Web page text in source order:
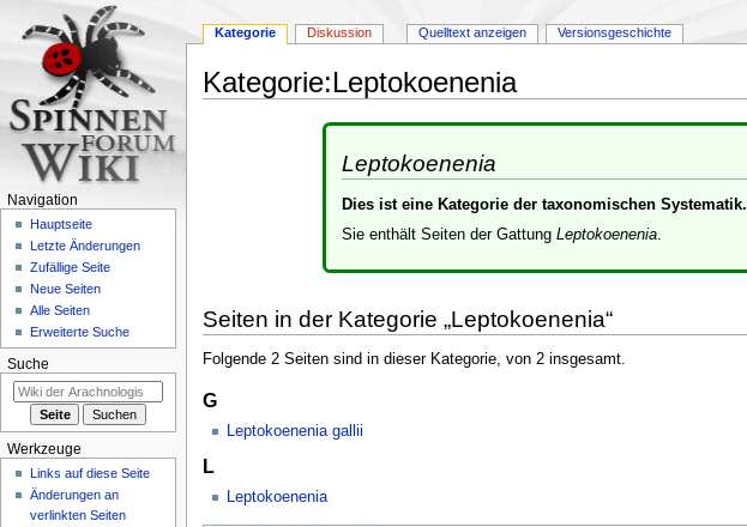
Kategorie:Leptokoenenia
Leptokoenenia
Dies ist eine Kategorie der taxonomischen Systematik.
Sie enthält Seiten der Gattung Leptokoenenia.
Seiten in der Kategorie „Leptokoenenia“
Folgende 2 Seiten sind in dieser Kategorie, von 2 insgesamt.
G
Leptokoenenia gallii
L
Leptokoenenia
Kategorie Diskussion Quelltext anzeigen Versionsgeschichte
Navigation
Hauptseite
Letzte Änderungen
Zufällige Seite
Neue Seiten
Alle Seiten
Erweiterte Suche
Suche
Werkzeuge
Links auf diese Seite
Änderungen an
verlinkten Seiten